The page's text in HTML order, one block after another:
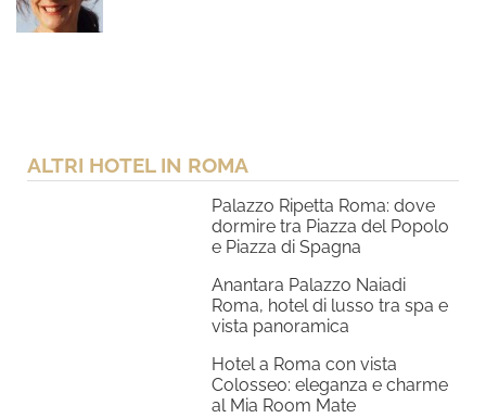
ALTRI HOTEL IN ROMA
Palazzo Ripetta Roma: dove
dormire tra Piazza del Popolo
e Piazza di Spagna
Anantara Palazzo Naiadi
Roma, hotel di lusso tra spa e
vista panoramica
Hotel a Roma con vista
Colosseo: eleganza e charme
al Mia Room Mate